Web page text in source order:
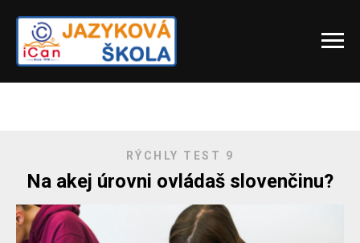
RÝCHLY TEST 9
Na akej úrovni ovládaš slovenčinu?